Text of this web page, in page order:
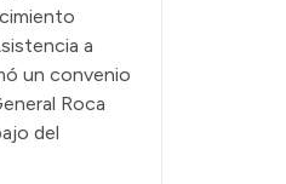
a
un convenio
Roca
del